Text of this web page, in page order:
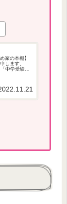
家の本棚】
します。
中学受験」